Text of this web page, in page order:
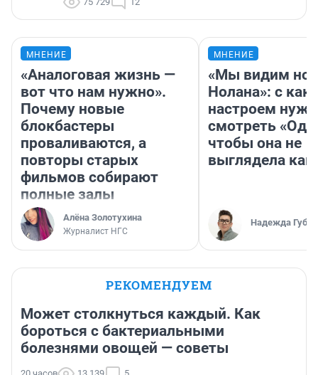
МНЕНИЕ
«Аналоговая жизнь —
вот что нам нужно».
Почему новые
блокбастеры
проваливаются, а
повторы старых
фильмов собирают
полные залы
Алёна Золотухина
Журналист НГС
МНЕНИЕ
«Мы видим
Нолана»: с
настроем
смотреть
чтобы она не
выглядела как
Надежда
РЕКОМЕНДУЕМ
Может столкнуться каждый. Как
бороться с бактериальными
болезнями овощей — советы